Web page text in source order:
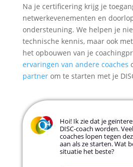
Na je certificering krijg je
netwerkevenementen en
ondersteuning. We helpen je
technische kennis, maar ook
het opbouwen van je
ervaringen van andere coaches
partnerom te starten met je
Hoi! Ik zie dat je
DISC-coach worden.
coaches lopen tegen
aan als ze starten. Wat
situatie het beste?